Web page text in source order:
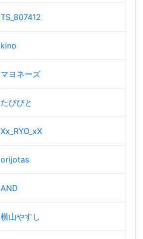
TS_807412
kino
マヨネーズ
たびびと
Xx_RYO_xX
orijotas
AND
横山やすし